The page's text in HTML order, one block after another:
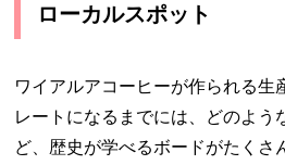
ローカルスポット
ワイアルアコーヒーが作られる生
レートになるまでには、どのよう
ど、歴史が学べるボードがたくさ